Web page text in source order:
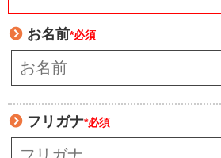
お名前*必須
フリガナ*必須